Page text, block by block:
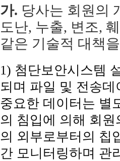
가. 당사는 회원의
도난, 누출, 변조,
같은 기술적 대책
1) 첨단보안시스템
되며 파일 및 전송
중요한 데이터는 별
의 침입에 의해 회
의 외부로부터의 칩
간 모니터링하며 관